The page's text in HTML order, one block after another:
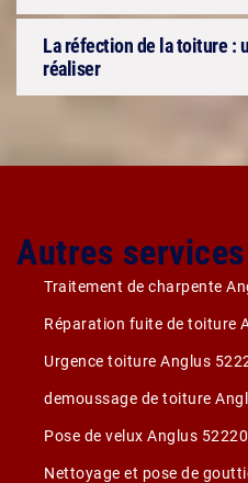
La réfection de la toiture :
réaliser
Autres services
Traitement de charpente
Réparation fuite de toiture
Urgence toiture Anglus
demoussage de toiture
Pose de velux Anglus 52220
Nettoyage et pose de